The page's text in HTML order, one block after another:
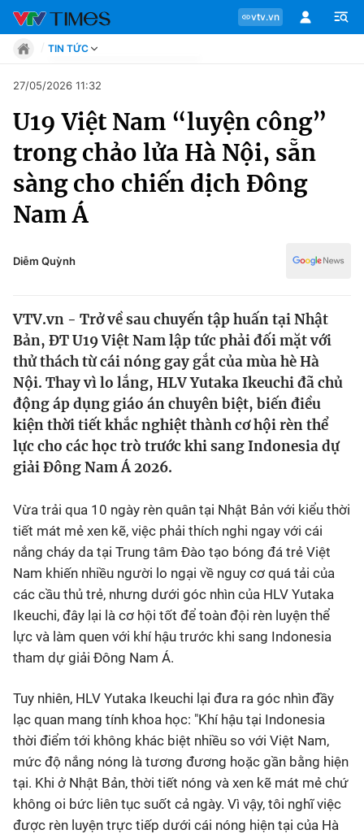
vtv.vn
Chuyên mục
Tin tức
Move
Phong cách
Sự kiện
Bóng đá
Thể thao Điện tử
VIDEO
Bên lề
TIN TỨC
Move
Phong cách
Chân dung
Sự kiện
Bóng đá
Thể thao điện tử
Các môn khác
Bên lề
27/05/2026 11:32
U19 Việt Nam “luyện công”
trong chảo lửa Hà Nội, sẵn
sàng cho chiến dịch Đông
Nam Á
Diễm Quỳnh
VTV.vn - Trở về sau chuyến tập huấn tại Nhật
Bản, ĐT U19 Việt Nam lập tức phải đối mặt với
thử thách từ cái nóng gay gắt của mùa hè Hà
Nội. Thay vì lo lắng, HLV Yutaka Ikeuchi đã chủ
động áp dụng giáo án chuyên biệt, biến điều
kiện thời tiết khắc nghiệt thành cơ hội rèn thể
lực cho các học trò trước khi sang Indonesia dự
giải Đông Nam Á 2026.
Vừa trải qua 10 ngày rèn quân tại Nhật Bản với kiểu thời
tiết mát mẻ xen kẽ, việc phải thích nghi ngay với cái
nắng cháy da tại Trung tâm Đào tạo bóng đá trẻ Việt
Nam khiến nhiều người lo ngại về nguy cơ quá tải của
các cầu thủ trẻ, nhưng dưới góc nhìn của HLV Yutaka
Ikeuchi, đây lại là cơ hội tốt để toàn đội rèn luyện thể
lực và làm quen với khí hậu trước khi sang Indonesia
tham dự giải Đông Nam Á.
Tuy nhiên, HLV Yutaka Ikeuchi lại đưa ra góc nhìn đầy
lạc quan mang tính khoa học: "Khí hậu tại Indonesia
thời điểm tới không khác biệt nhiều so với Việt Nam,
mức độ nắng nóng là tương đương hoặc gần bằng hiện
tại. Khi ở Nhật Bản, thời tiết nóng và xen kẽ mát mẻ chứ
không oi bức liên tục suốt cả ngày. Vì vậy, tôi nghĩ việc
được rèn luyện trực tiếp dưới cái nóng hiện tại của Hà